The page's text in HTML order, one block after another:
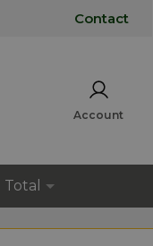
Contact
Account
Total